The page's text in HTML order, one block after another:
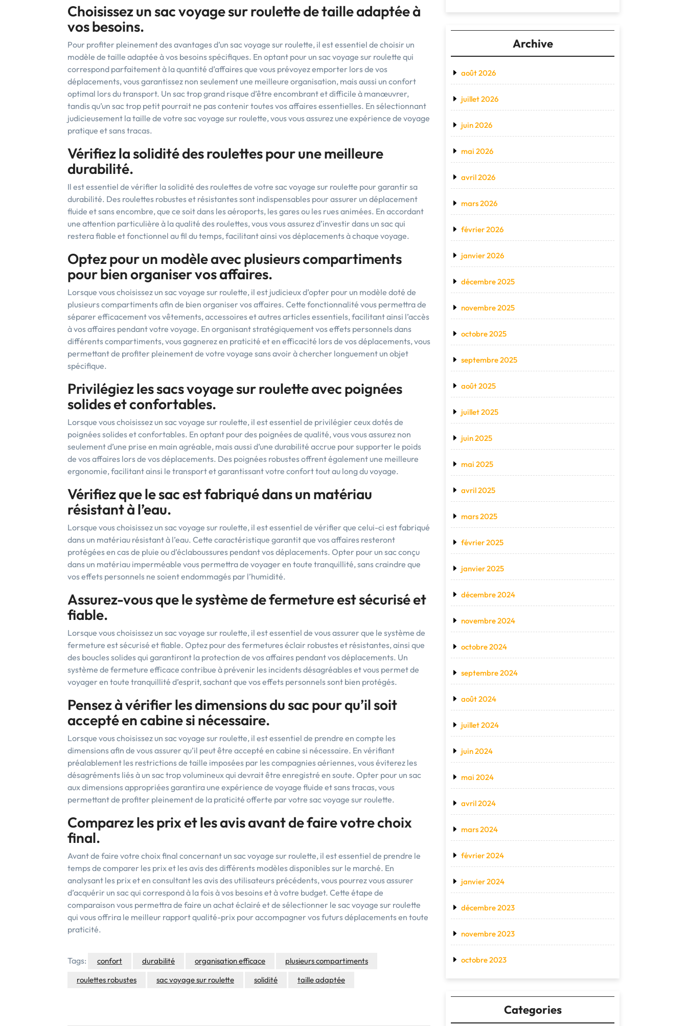
Choisissez un sac voyage sur roulette de taille adaptée à
vos besoins.
Pour profiter pleinement des avantages d’un sac voyage sur roulette, il est essentiel de choisir un
modèle de taille adaptée à vos besoins spécifiques. En optant pour un sac voyage sur roulette qui
correspond parfaitement à la quantité d’affaires que vous prévoyez emporter lors de vos
déplacements, vous garantissez non seulement une meilleure organisation, mais aussi un confort
optimal lors du transport. Un sac trop grand risque d’être encombrant et difficile à manœuvrer,
tandis qu’un sac trop petit pourrait ne pas contenir toutes vos affaires essentielles. En sélectionnant
judicieusement la taille de votre sac voyage sur roulette, vous vous assurez une expérience de voyage
pratique et sans tracas.
Vérifiez la solidité des roulettes pour une meilleure
durabilité.
Il est essentiel de vérifier la solidité des roulettes de votre sac voyage sur roulette pour garantir sa
durabilité. Des roulettes robustes et résistantes sont indispensables pour assurer un déplacement
fluide et sans encombre, que ce soit dans les aéroports, les gares ou les rues animées. En accordant
une attention particulière à la qualité des roulettes, vous vous assurez d’investir dans un sac qui
restera fiable et fonctionnel au fil du temps, facilitant ainsi vos déplacements à chaque voyage.
Optez pour un modèle avec plusieurs compartiments
pour bien organiser vos affaires.
Lorsque vous choisissez un sac voyage sur roulette, il est judicieux d’opter pour un modèle doté de
plusieurs compartiments afin de bien organiser vos affaires. Cette fonctionnalité vous permettra de
séparer efficacement vos vêtements, accessoires et autres articles essentiels, facilitant ainsi l’accès
à vos affaires pendant votre voyage. En organisant stratégiquement vos effets personnels dans
différents compartiments, vous gagnerez en praticité et en efficacité lors de vos déplacements, vous
permettant de profiter pleinement de votre voyage sans avoir à chercher longuement un objet
spécifique.
Privilégiez les sacs voyage sur roulette avec poignées
solides et confortables.
Lorsque vous choisissez un sac voyage sur roulette, il est essentiel de privilégier ceux dotés de
poignées solides et confortables. En optant pour des poignées de qualité, vous vous assurez non
seulement d’une prise en main agréable, mais aussi d’une durabilité accrue pour supporter le poids
de vos affaires lors de vos déplacements. Des poignées robustes offrent également une meilleure
ergonomie, facilitant ainsi le transport et garantissant votre confort tout au long du voyage.
Vérifiez que le sac est fabriqué dans un matériau
résistant à l’eau.
Lorsque vous choisissez un sac voyage sur roulette, il est essentiel de vérifier que celui-ci est fabriqué
dans un matériau résistant à l’eau. Cette caractéristique garantit que vos affaires resteront
protégées en cas de pluie ou d’éclaboussures pendant vos déplacements. Opter pour un sac conçu
dans un matériau imperméable vous permettra de voyager en toute tranquillité, sans craindre que
vos effets personnels ne soient endommagés par l’humidité.
Assurez-vous que le système de fermeture est sécurisé et
fiable.
Lorsque vous choisissez un sac voyage sur roulette, il est essentiel de vous assurer que le système de
fermeture est sécurisé et fiable. Optez pour des fermetures éclair robustes et résistantes, ainsi que
des boucles solides qui garantiront la protection de vos affaires pendant vos déplacements. Un
système de fermeture efficace contribue à prévenir les incidents désagréables et vous permet de
voyager en toute tranquillité d’esprit, sachant que vos effets personnels sont bien protégés.
Pensez à vérifier les dimensions du sac pour qu’il soit
accepté en cabine si nécessaire.
Lorsque vous choisissez un sac voyage sur roulette, il est essentiel de prendre en compte les
dimensions afin de vous assurer qu’il peut être accepté en cabine si nécessaire. En vérifiant
préalablement les restrictions de taille imposées par les compagnies aériennes, vous éviterez les
désagréments liés à un sac trop volumineux qui devrait être enregistré en soute. Opter pour un sac
aux dimensions appropriées garantira une expérience de voyage fluide et sans tracas, vous
permettant de profiter pleinement de la praticité offerte par votre sac voyage sur roulette.
Comparez les prix et les avis avant de faire votre choix
final.
Avant de faire votre choix final concernant un sac voyage sur roulette, il est essentiel de prendre le
temps de comparer les prix et les avis des différents modèles disponibles sur le marché. En
analysant les prix et en consultant les avis des utilisateurs précédents, vous pourrez vous assurer
d’acquérir un sac qui correspond à la fois à vos besoins et à votre budget. Cette étape de
comparaison vous permettra de faire un achat éclairé et de sélectionner le sac voyage sur roulette
qui vous offrira le meilleur rapport qualité-prix pour accompagner vos futurs déplacements en toute
praticité.
Tags: confort durabilité organisation efficace
plusieurs compartiments
roulettes robustes
sac voyage sur roulette solidité taille adaptée
Archive
août 2026
juillet 2026
juin 2026
mai 2026
avril 2026
mars 2026
février 2026
janvier 2026
décembre 2025
novembre 2025
octobre 2025
septembre 2025
août 2025
juillet 2025
juin 2025
mai 2025
avril 2025
mars 2025
février 2025
janvier 2025
décembre 2024
novembre 2024
octobre 2024
septembre 2024
août 2024
juillet 2024
juin 2024
mai 2024
avril 2024
mars 2024
février 2024
janvier 2024
décembre 2023
novembre 2023
octobre 2023
Categories